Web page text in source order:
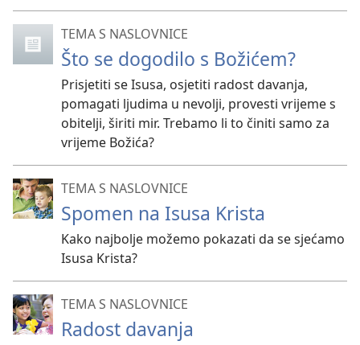
TEMA S NASLOVNICE
Što se dogodilo s Božićem?
Prisjetiti se Isusa, osjetiti radost davanja,
pomagati ljudima u nevolji, provesti vrijeme s
obitelji, širiti mir. Trebamo li to činiti samo za
vrijeme Božića?
TEMA S NASLOVNICE
Spomen na Isusa Krista
Kako najbolje možemo pokazati da se sjećamo
Isusa Krista?
TEMA S NASLOVNICE
Radost davanja